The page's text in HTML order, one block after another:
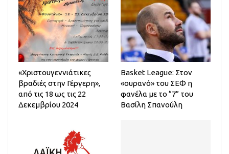
«Χριστουγεννιάτικες
βραδιές στην Γέργερη»,
από τις 18 ως τις 22
Δεκεμβρίου 2024
Basket League: Στον
«ουρανό» του ΣΕΦ η
φανέλα με το “7” του
Βασίλη Σπανούλη